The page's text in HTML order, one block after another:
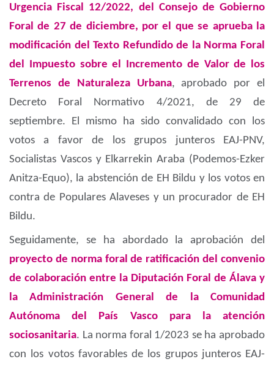
Urgencia Fiscal 12/2022, del Consejo de Gobierno
Foral de 27 de diciembre, por el que se aprueba la
modificación del Texto Refundido de la Norma Foral
del Impuesto sobre el Incremento de Valor de los
Terrenos de Naturaleza Urbana, aprobado por el
Decreto Foral Normativo 4/2021, de 29 de
septiembre. El mismo ha sido convalidado con los
votos a favor de los grupos junteros EAJ-PNV,
Socialistas Vascos y Elkarrekin Araba (Podemos-Ezker
Anitza-Equo), la abstención de EH Bildu y los votos en
contra de Populares Alaveses y un procurador de EH
Bildu.
Seguidamente, se ha abordado la aprobación del
proyecto de norma foral de ratificación del convenio
de colaboración entre la Diputación Foral de Álava y
la Administración General de la Comunidad
Autónoma del País Vasco para la atención
sociosanitaria. La norma foral 1/2023 se ha aprobado
con los votos favorables de los grupos junteros EAJ-